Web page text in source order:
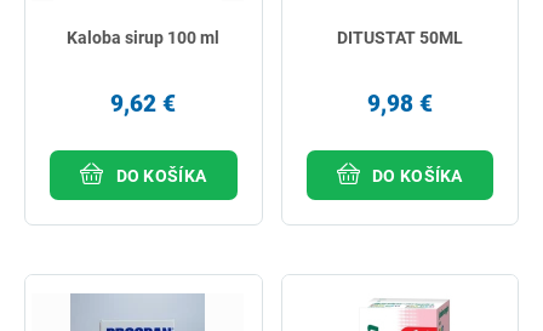
Kaloba sirup 100 ml
9,62 €
DO KOŠÍKA
DITUSTAT 50ML
9,98 €
DO KOŠÍKA